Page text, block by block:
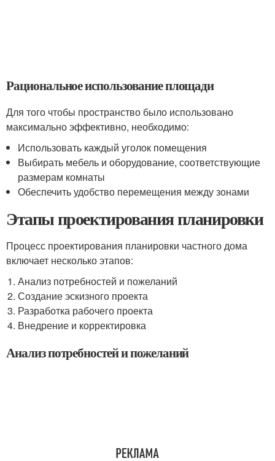
Рациональное использование площади
Для того чтобы пространство было использовано
максимально эффективно, необходимо:
Использовать каждый уголок помещения
Выбирать мебель и оборудование, соответствующие
размерам комнаты
Обеспечить удобство перемещения между зонами
Этапы проектирования планировки
Процесс проектирования планировки частного дома
включает несколько этапов:
Анализ потребностей и пожеланий
Создание эскизного проекта
Разработка рабочего проекта
Внедрение и корректировка
Анализ потребностей и пожеланий